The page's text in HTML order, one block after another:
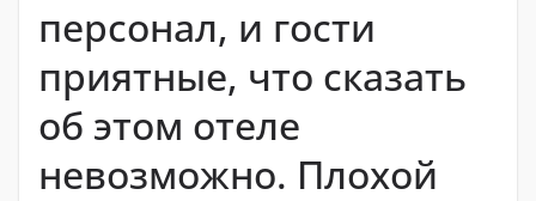
персонал, и гости
приятные, что сказать
об этом отеле
невозможно. Плохой